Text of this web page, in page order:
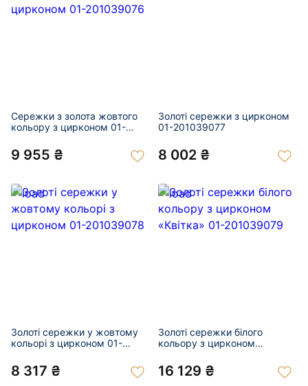
Сережки з золота жовтого
кольору з цирконом 01-
9 955 ₴
Золоті сережки з цирконом
01-201039077
8 002 ₴
Золоті сережки у жовтому
кольорі з цирконом 01-
8 317 ₴
Золоті сережки білого
кольору з цирконом
16 129 ₴